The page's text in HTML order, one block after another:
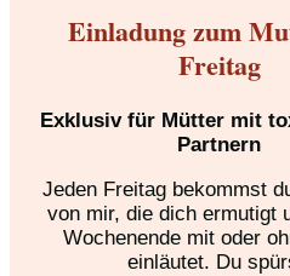
Einladung zum
Freitag
Exklusiv für Mütter mit
Partnern
Jeden Freitag bekommst
von mir, die dich ermutigt
Wochenende mit oder
einläutet. Du